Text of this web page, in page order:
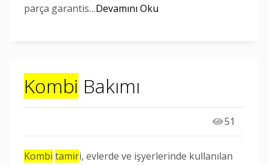
parça garantis…Devamını Oku
Kombi Bakımı
51
Kombi tamiri, evlerde ve işyerlerinde kullanılan